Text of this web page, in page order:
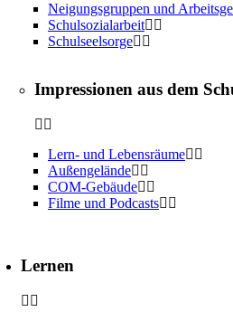
Neigungsgruppen und
Schulsozialarbeit
Schulseelsorge
Impressionen aus dem
Lern- und Lebensräume
Außengelände
COM-Gebäude
Filme und Podcasts
Lernen